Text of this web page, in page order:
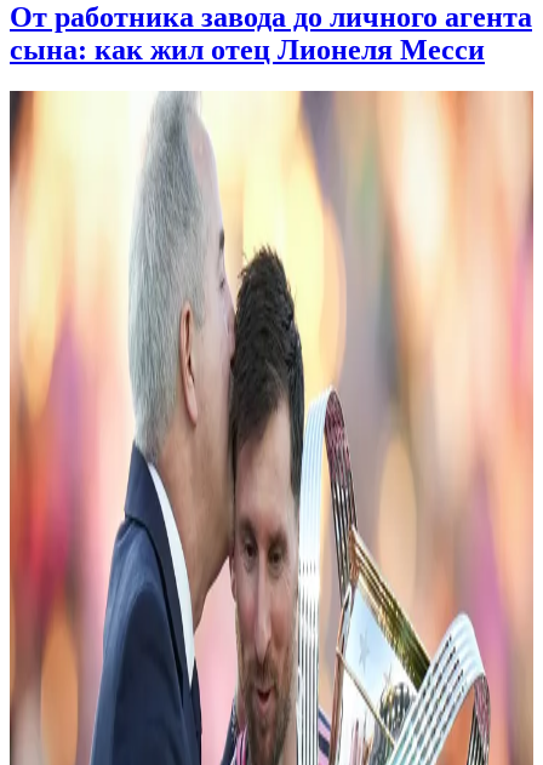
От работника завода до личного агента
сына: как жил отец Лионеля Месси